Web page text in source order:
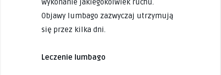
wykonanie jakiegokolwiek ruchu.
Objawy lumbago zazwyczaj utrzymują
się przez kilka dni.
Leczenie lumbago